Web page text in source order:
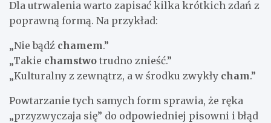
Dla utrwalenia warto zapisać kilka krótkich zdań z
poprawną formą. Na przykład:
„Nie bądź chamem.”
„Takie chamstwo trudno znieść.”
„Kulturalny z zewnątrz, a w środku zwykły cham.”
Powtarzanie tych samych form sprawia, że ręka
„przyzwyczaja się” do odpowiedniej pisowni i błąd